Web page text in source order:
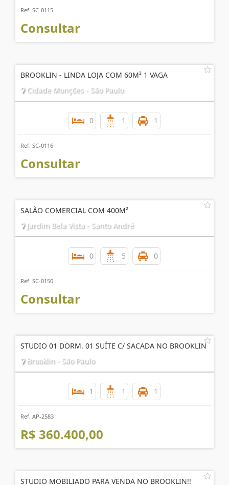
Ref. SC-0115
Consultar
BROOKLIN - LINDA LOJA COM 60M² 1 VAGA
Cidade Monções - São Paulo
0 1 1
Ref. SC-0116
Consultar
SALÃO COMERCIAL COM 400M²
Jardim Bela Vista - Santo André
0 5 0
Ref. SC-0150
Consultar
STUDIO 01 DORM. 01 SUÍTE C/ SACADA NO BROOKLIN
Brooklin - São Paulo
1 1 1
Ref. AP-2583
R$ 360.400,00
STUDIO MOBILIADO PARA VENDA NO BROOKLIN!!